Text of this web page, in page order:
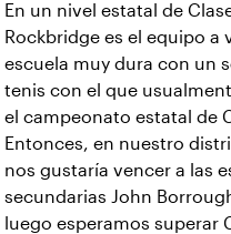
En un nivel estatal de
Rockbridge es el equipo a
escuela muy dura con un
tenis con el que
el campeonato estatal de
Entonces, en nuestro
nos gustaría vencer a las
secundarias John
luego esperamos superar